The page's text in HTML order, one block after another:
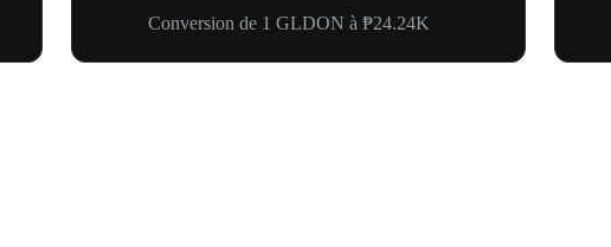
Conversion de 1 GLDON à ₱24.24K